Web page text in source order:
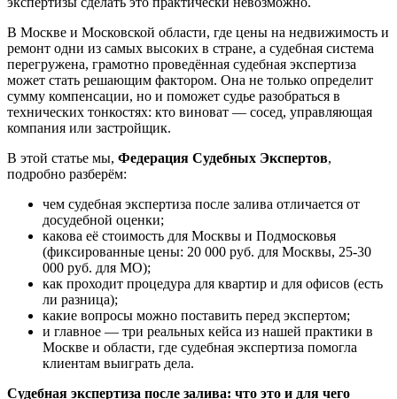
В Москве и Московской области, где цены на недвижимость и
ремонт одни из самых высоких в стране, а судебная система
перегружена, грамотно проведённая судебная экспертиза
может стать решающим фактором. Она не только определит
сумму компенсации, но и поможет судье разобраться в
технических тонкостях: кто виноват — сосед, управляющая
компания или застройщик.
В этой статье мы, Федерация Судебных Экспертов,
подробно разберём:
чем судебная экспертиза после залива отличается от
досудебной оценки;
какова её стоимость для Москвы и Подмосковья
(фиксированные цены: 20 000 руб. для Москвы, 25-30
000 руб. для МО);
как проходит процедура для квартир и для офисов (есть
ли разница);
какие вопросы можно поставить перед экспертом;
и главное — три реальных кейса из нашей практики в
Москве и области, где судебная экспертиза помогла
клиентам выиграть дела.
Судебная экспертиза после залива: что это и для чего